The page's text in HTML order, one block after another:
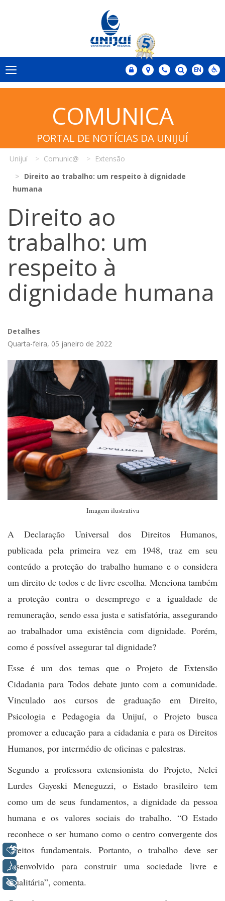
COMUNICA
PORTAL DE NOTÍCIAS DA UNIJUÍ
Unijuí Comunic@
Extensão
Direito ao trabalho: um respeito à dignidade
humana
Direito ao
trabalho: um
respeito à
dignidade humana
Detalhes
Quarta-feira, 05 janeiro de 2022
Imagem ilustrativa
A Declaração Universal dos Direitos Humanos,
publicada pela primeira vez em 1948, traz em seu
conteúdo a proteção do trabalho humano e o considera
um direito de todos e de livre escolha. Menciona também
a proteção contra o desemprego e a igualdade de
remuneração, sendo essa justa e satisfatória, assegurando
ao trabalhador uma existência com dignidade. Porém,
como é possível assegurar tal dignidade?
Esse é um dos temas que o Projeto de Extensão
Cidadania para Todos debate junto com a comunidade.
Vinculado aos cursos de graduação em Direito,
Psicologia e Pedagogia da Unijuí, o Projeto busca
promover a educação para a cidadania e para os Direitos
Humanos, por intermédio de oficinas e palestras.
Segundo a professora extensionista do Projeto, Nelci
Lurdes Gayeski Meneguzzi, o Estadobrasileiro tem
como um de seus fundamentos, a dignidade da pessoa
humana e os valores sociais do trabalho. “O Estado
reconhece o ser humano como o centro convergente dos
direitos fundamentais. Portanto, o trabalho deve ser
desenvolvido para construir uma sociedade livre e
igualitária”, comenta.
Libras
Voz
+ Acessibilidade